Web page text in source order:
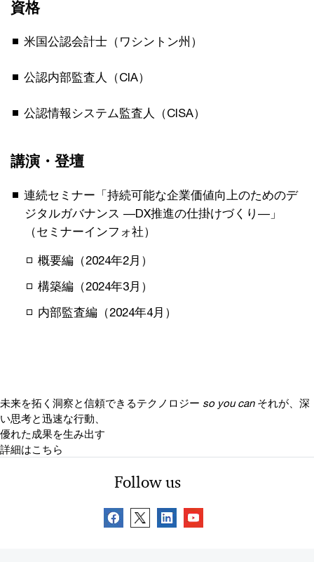
資格
米国公認会計士（ワシントン州）
公認内部監査人（CIA）
公認情報システム監査人（CISA）
講演・登壇
連続セミナー「持続可能な企業価値向上のためのデ
ジタルガバナンス ―DX推進の仕掛けづくり―」
（セミナーインフォ社）
概要編（2024年2月）
構築編（2024年3月）
内部監査編（2024年4月）
未来を拓く洞察と信頼できるテクノロジー so you can それが、深
い思考と迅速な行動、
優れた成果を生み出す
詳細はこちら
Follow us